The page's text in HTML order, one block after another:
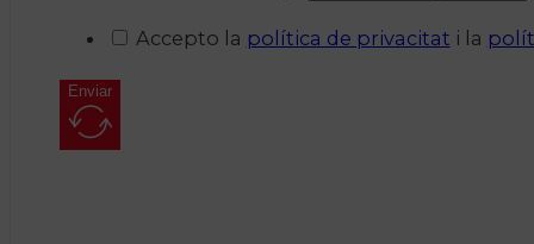
Accepto la política de privacitat i la
Enviar